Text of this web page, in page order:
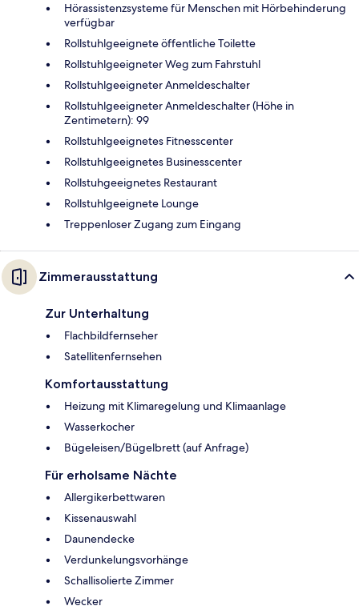
Hörassistenzsysteme für Menschen mit Hörbehinderung
verfügbar
Rollstuhlgeeignete öffentliche Toilette
Rollstuhlgeeigneter Weg zum Fahrstuhl
Rollstuhlgeeigneter Anmeldeschalter
Rollstuhlgeeigneter Anmeldeschalter (Höhe in
Zentimetern): 99
Rollstuhlgeeignetes Fitnesscenter
Rollstuhlgeeignetes Businesscenter
Rollstuhgeeignetes Restaurant
Rollstuhlgeeignete Lounge
Treppenloser Zugang zum Eingang
Zimmerausstattung
Zur Unterhaltung
Flachbildfernseher
Satellitenfernsehen
Komfortausstattung
Heizung mit Klimaregelung und Klimaanlage
Wasserkocher
Bügeleisen/Bügelbrett (auf Anfrage)
Für erholsame Nächte
Allergikerbettwaren
Kissenauswahl
Daunendecke
Verdunkelungsvorhänge
Schallisolierte Zimmer
Wecker